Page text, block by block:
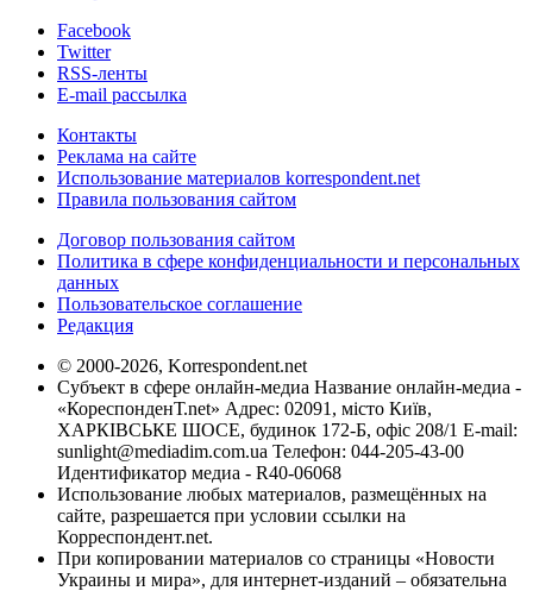
Facebook
Twitter
RSS-ленты
E-mail рассылка
Контакты
Реклама на сайте
Использование материалов korrespondent.net
Правила пользования сайтом
Договор пользования сайтом
Политика в сфере конфиденциальности и персональных
данных
Пользовательское соглашение
Редакция
© 2000-2026, Korrespondent.net
Субъект в сфере онлайн-медиа Название онлайн-медиа -
«КореспонденТ.net» Адрес: 02091, місто Київ,
ХАРКІВСЬКЕ ШОСЕ, будинок 172-Б, офіс 208/1 E-mail:
sunlight@mediadim.com.ua Телефон: 044-205-43-00
Идентификатор медиа - R40-06068
Использование любых материалов, размещённых на
сайте, разрешается при условии ссылки на
Корреспондент.net.
При копировании материалов со страницы «Новости
Украины и мира», для интернет-изданий – обязательна